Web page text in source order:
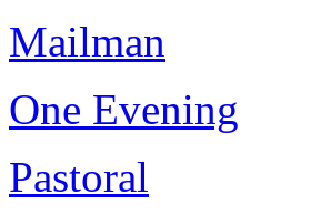
Mailman
One Evening
Pastoral